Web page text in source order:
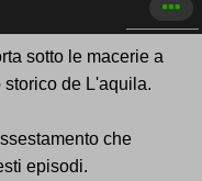
sotto le macerie a
de L'aquila.
che
episodi.